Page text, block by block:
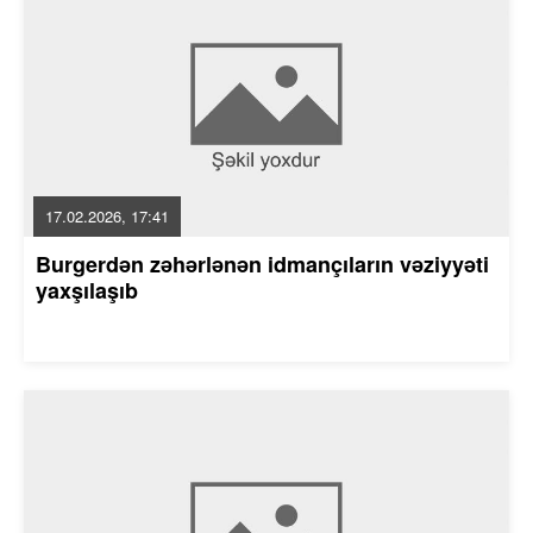
17.02.2026, 17:41
Burgerdən zəhərlənən idmançıların vəziyyəti
yaxşılaşıb